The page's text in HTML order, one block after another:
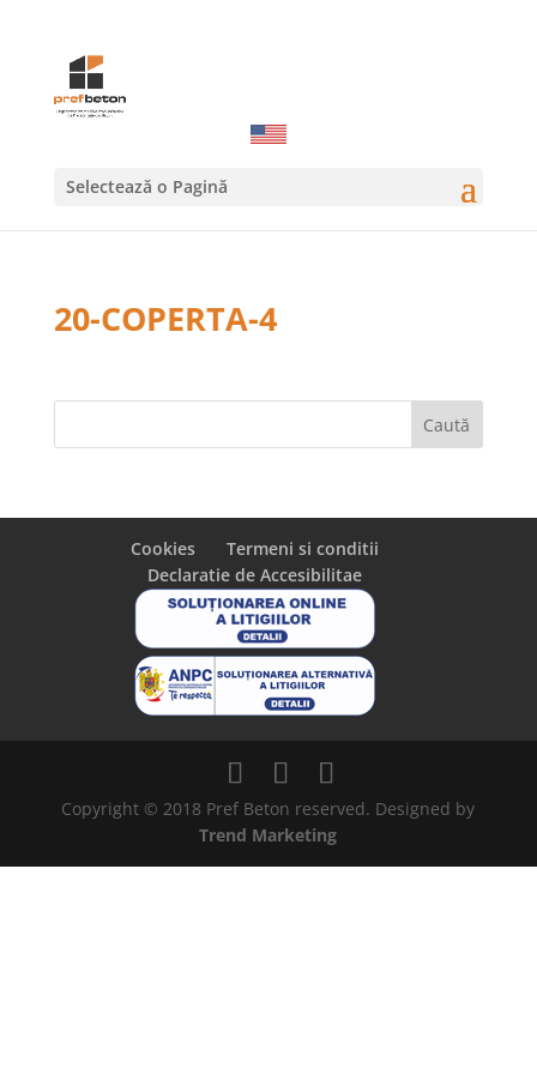
Selectează o Pagină
20-COPERTA-4
Cookies
Termeni si conditii
Declaratie de Accesibilitae
Copyright © 2018 Pref Beton reserved. Designed by
Trend Marketing